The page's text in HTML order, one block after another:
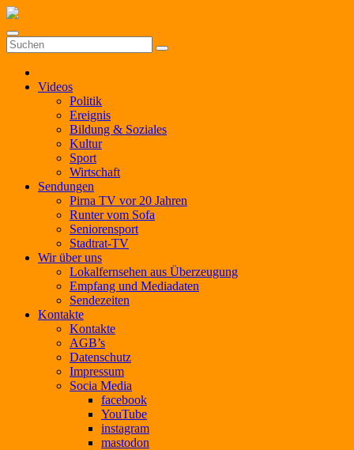
Zum
springen
Videos
Politik
Ereignis
Bildung & Soziales
Kultur
Sport
Wirtschaft
Sendungen
Pirna TV vor 20 Jahren
Runter vom Sofa
Seniorensport
Stadtrat-TV
Wir über uns
Lokalfernsehen aus Überzeugung
Empfang und Mediadaten
Sendezeiten
Kontakte
Kontakte
AGB’s
Datenschutz
Impressum
Socia Media
facebook
YouTube
instagram
mastodon